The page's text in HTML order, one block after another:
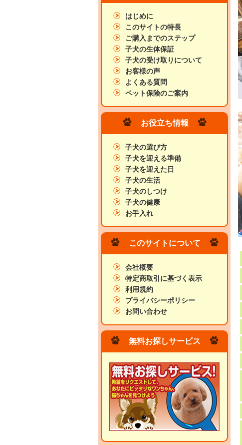
はじめに
このサイトの特長
ご購入までのステップ
子犬の生体保証
子犬の受け取りについて
お客様の声
よくある質問
ペット保険のご案内
お役立ち情報
子犬の選び方
子犬を迎える準備
子犬を迎えた日
子犬の生活
子犬のしつけ
子犬の健康
お手入れ
このサイトについて
会社概要
特定商取引に基づく表示
利用規約
プライバシーポリシー
お問い合わせ
無料お探しサービス